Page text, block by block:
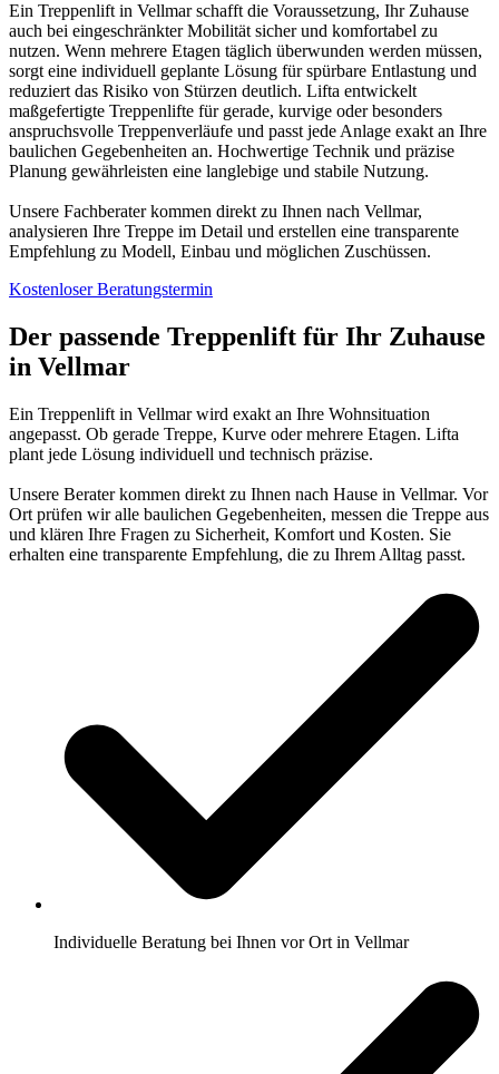
Ein Treppenlift in Vellmar schafft die Voraussetzung, Ihr Zuhause
auch bei eingeschränkter Mobilität sicher und komfortabel zu
nutzen. Wenn mehrere Etagen täglich überwunden werden müssen,
sorgt eine individuell geplante Lösung für spürbare Entlastung und
reduziert das Risiko von Stürzen deutlich. Lifta entwickelt
maßgefertigte Treppenlifte für gerade, kurvige oder besonders
anspruchsvolle Treppenverläufe und passt jede Anlage exakt an Ihre
baulichen Gegebenheiten an. Hochwertige Technik und präzise
Planung gewährleisten eine langlebige und stabile Nutzung.
Unsere Fachberater kommen direkt zu Ihnen nach Vellmar,
analysieren Ihre Treppe im Detail und erstellen eine transparente
Empfehlung zu Modell, Einbau und möglichen Zuschüssen.
Kostenloser Beratungstermin
Der passende Treppenlift für Ihr Zuhause
in Vellmar
Ein Treppenlift in Vellmar wird exakt an Ihre Wohnsituation
angepasst. Ob gerade Treppe, Kurve oder mehrere Etagen. Lifta
plant jede Lösung individuell und technisch präzise.
Unsere Berater kommen direkt zu Ihnen nach Hause in Vellmar. Vor
Ort prüfen wir alle baulichen Gegebenheiten, messen die Treppe aus
und klären Ihre Fragen zu Sicherheit, Komfort und Kosten. Sie
erhalten eine transparente Empfehlung, die zu Ihrem Alltag passt.
Individuelle Beratung bei Ihnen vor Ort in Vellmar